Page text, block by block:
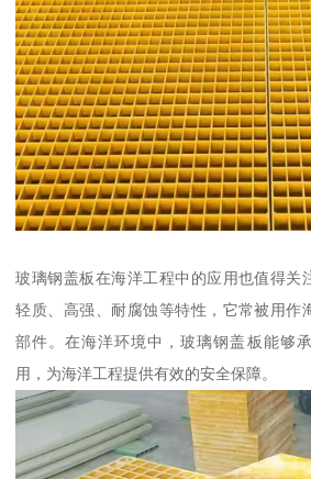
玻璃钢盖板在海洋工程中的应用也值得关
轻质、高强、耐腐蚀等特性，它常被用作
部件。在海洋环境中，玻璃钢盖板能够
用，为海洋工程提供有效的安全保障。